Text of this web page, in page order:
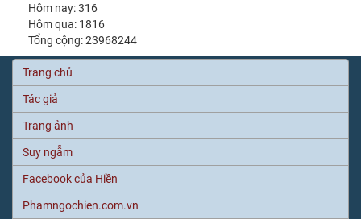
Hôm nay: 316
Hôm qua: 1816
Tổng cộng: 23968244
Trang chủ
Tác giả
Trang ảnh
Suy ngẫm
Facebook của Hiền
Phamngochien.com.vn